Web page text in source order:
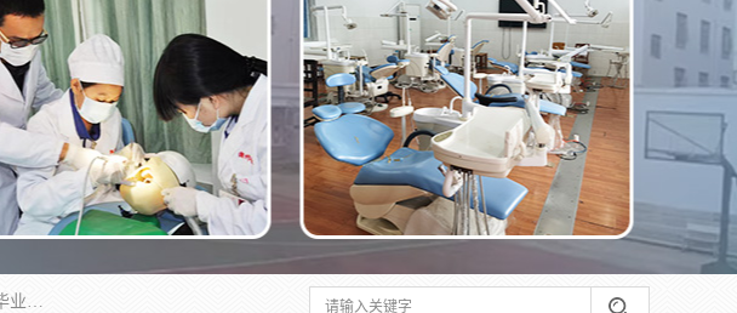
通过医学类院校正规录取从而获取统招全日制大专、本科，学信网可查在校学籍。医学相关专业毕业后可参加执业助理医师与执业医师证书考试（如口腔医学、临床医学、中医学等专业）.